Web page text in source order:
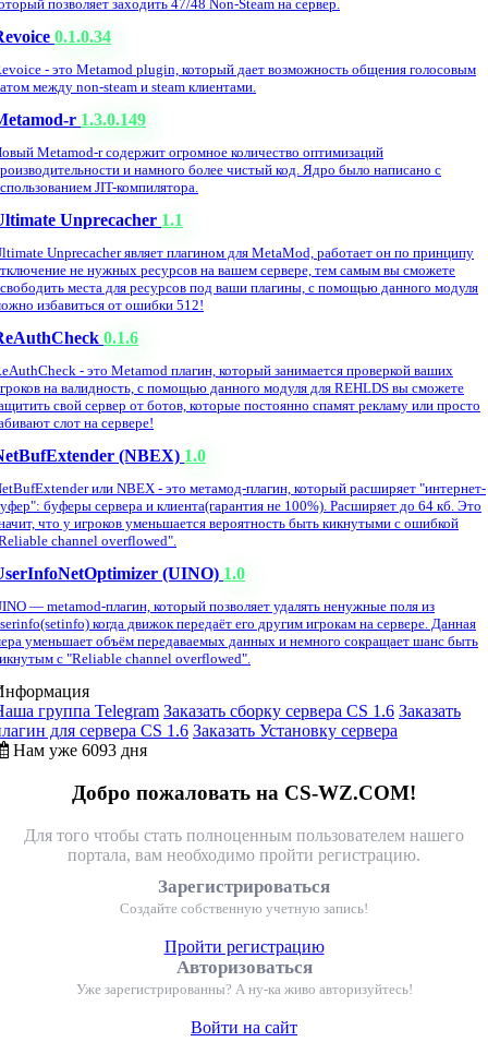
позволяет заходить 47/48 Non-Steam на сервер.
0.1.0.34
- это Metamod plugin, который дает возможность общения голосовым
между non-steam и steam клиентами.
r 1.3.0.149
Metamod-r содержит огромное количество оптимизаций
и намного более чистый код. Ядро было написано с
JIT-компилятора.
Unprecacher 1.1
Unprecacher являет плагином для MetaMod, работает он по принципу
не нужных ресурсов на вашем сервере, тем самым вы сможете
места для ресурсов под ваши плагины, с помощью данного модуля
избавиться от ошибки 512!
0.1.6
- это Metamod плагин, который занимается проверкой ваших
на валидность, с помощью данного модуля для REHLDS вы сможете
свой сервер от ботов, которые постоянно спамят рекламу или просто
слот на сервере!
(NBEX) 1.0
или NBEX - это метамод-плагин, который расширяет "интернет-
буферы сервера и клиента(гарантия не 100%). Расширяет до 64 кб. Это
что у игроков уменьшается вероятность быть кикнутыми с ошибкой
channel overflowed".
(UINO) 1.0
— metamod-плагин, который позволяет удалять ненужные поля из
когда движок передаёт его другим игрокам на сервере. Данная
уменьшает объём передаваемых данных и немного сокращает шанс быть
с "Reliable channel overflowed".
группа Telegram Заказать сборку сервера CS 1.6 Заказать
для сервера CS 1.6 Заказать Установку сервера
Нам уже 6093 дня
Добро пожаловать на CS-WZ.COM!
Для того чтобы стать полноценным пользователем нашего
портала, вам необходимо пройти регистрацию.
Зарегистрироваться
Создайте собственную учетную запись!
Пройти регистрацию
Авторизоваться
Уже зарегистрированны? А ну-ка живо авторизуйтесь!
Войти на сайт